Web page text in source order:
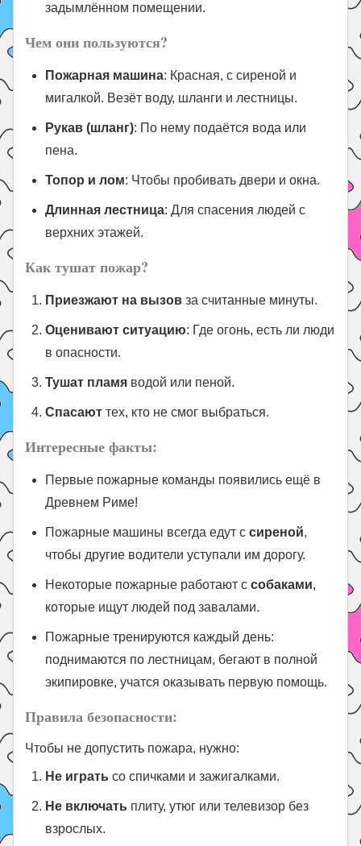
задымлённом помещении.
Чем они пользуются?
Пожарная машина: Красная, с сиреной и
мигалкой. Везёт воду, шланги и лестницы.
Рукав (шланг): По нему подаётся вода или
пена.
Топор и лом: Чтобы пробивать двери и окна.
Длинная лестница: Для спасения людей с
верхних этажей.
Как тушат пожар?
Приезжают на вызов за считанные минуты.
Оценивают ситуацию: Где огонь, есть ли люди
в опасности.
Тушат пламя водой или пеной.
Спасают тех, кто не смог выбраться.
Интересные факты:
Первые пожарные команды появились ещё в
Древнем Риме!
Пожарные машины всегда едут ссиреной,
чтобы другие водители уступали им дорогу.
Некоторые пожарные работают ссобаками,
которые ищут людей под завалами.
Пожарные тренируются каждый день:
поднимаются по лестницам, бегают в полной
экипировке, учатся оказывать первую помощь.
Правила безопасности:
Чтобы не допустить пожара, нужно:
Не играть со спичками и зажигалками.
Не включать плиту, утюг или телевизор без
взрослых.